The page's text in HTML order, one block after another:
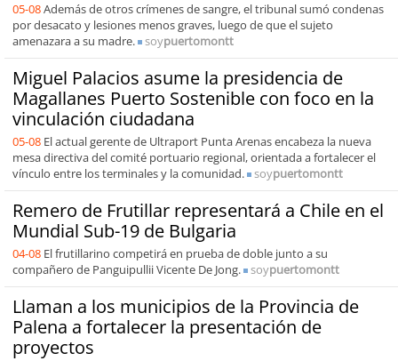
05-08Además de otros crímenes de sangre, el tribunal sumó condenas
por desacato y lesiones menos graves, luego de que el sujeto
amenazara a su madre.
soypuertomontt
Miguel Palacios asume la presidencia de
Magallanes Puerto Sostenible con foco en la
vinculación ciudadana
05-08 El actual gerente de Ultraport Punta Arenas encabeza la nueva
mesa directiva del comité portuario regional, orientada a fortalecer el
vínculo entre los terminales y la comunidad.
soypuertomontt
Remero de Frutillar representará a Chile en el
Mundial Sub-19 de Bulgaria
04-08 El frutillarino competirá en prueba de doble junto a su
compañero de Panguipullii Vicente De Jong.
soypuertomontt
Llaman a los municipios de la Provincia de
Palena a fortalecer la presentación de
proyectos